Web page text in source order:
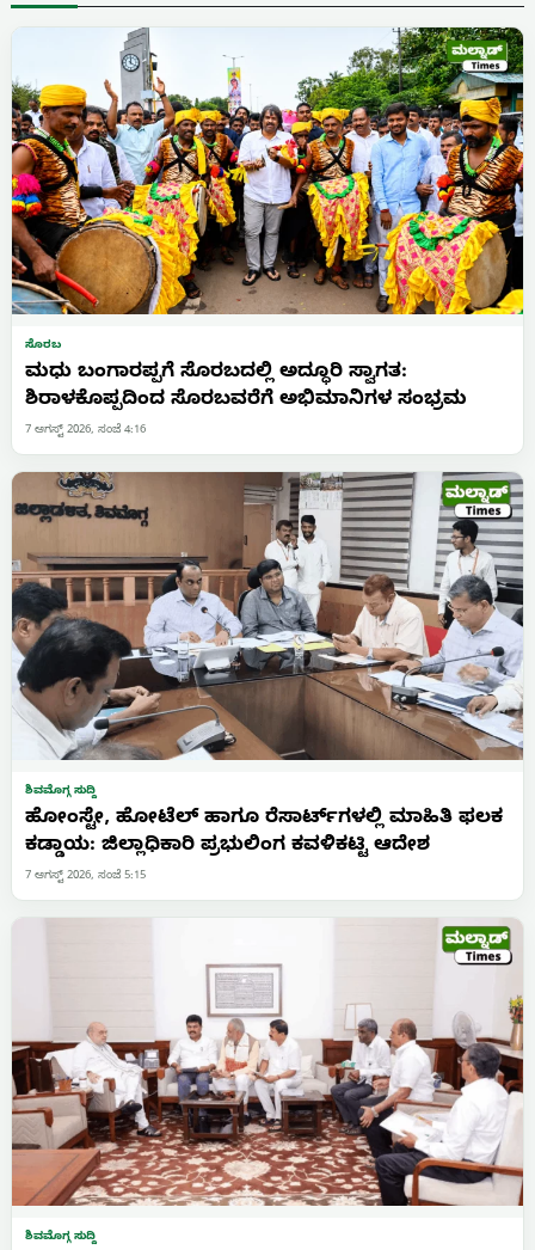
ಸೊರಬ
ಮಧು ಬಂಗಾರಪ್ಪಗೆ ಸೊರಬದಲ್ಲಿ ಅದ್ಧೂರಿ ಸ್ವಾಗತ:
ಶಿರಾಳಕೊಪ್ಪದಿಂದ ಸೊರಬವರೆಗೆ ಅಭಿಮಾನಿಗಳ ಸಂಭ್ರಮ
7 ಆಗಸ್ಟ್ 2026, ಸಂಜೆ 4:16
ಶಿವಮೊಗ್ಗ ಸುದ್ದಿ
ಹೋಂಸ್ಟೇ, ಹೋಟೆಲ್ ಹಾಗೂ ರೆಸಾರ್ಟ್‌ಗಳಲ್ಲಿ ಮಾಹಿತಿ ಫಲಕ
ಕಡ್ಡಾಯ: ಜಿಲ್ಲಾಧಿಕಾರಿ ಪ್ರಭುಲಿಂಗ ಕವಳಿಕಟ್ಟಿ ಆದೇಶ
7 ಆಗಸ್ಟ್ 2026, ಸಂಜೆ 5:15
ಶಿವಮೊಗ್ಗ ಸುದ್ದಿ